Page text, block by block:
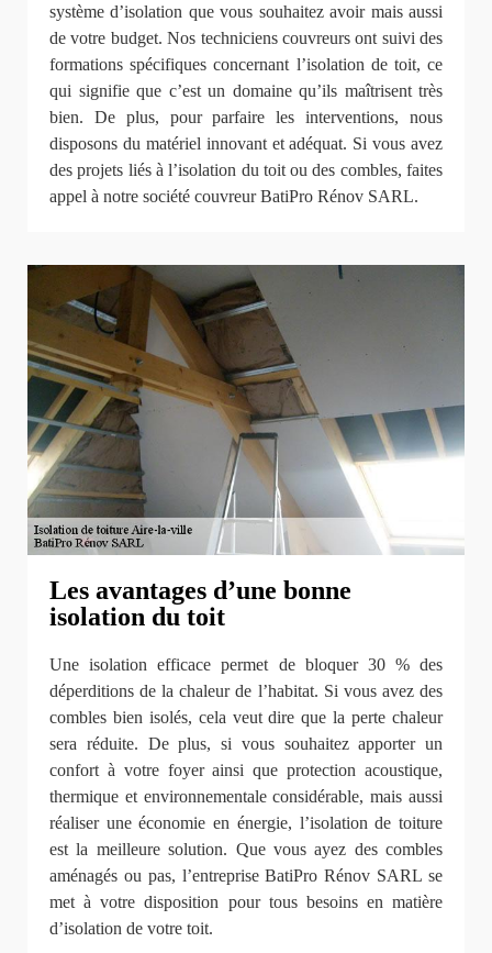
système d’isolation que vous souhaitez avoir mais aussi
de votre budget. Nos techniciens couvreurs ont suivi des
formations spécifiques concernant l’isolation de toit, ce
qui signifie que c’est un domaine qu’ils maîtrisent très
bien. De plus, pour parfaire les interventions, nous
disposons du matériel innovant et adéquat. Si vous avez
des projets liés à l’isolation du toit ou des combles, faites
appel à notre société couvreur BatiPro Rénov SARL.
Les avantages d’une bonne
isolation du toit
Une isolation efficace permet de bloquer 30 % des
déperditions de la chaleur de l’habitat. Si vous avez des
combles bien isolés, cela veut dire que la perte chaleur
sera réduite. De plus, si vous souhaitez apporter un
confort à votre foyer ainsi que protection acoustique,
thermique et environnementale considérable, mais aussi
réaliser une économie en énergie, l’isolation de toiture
est la meilleure solution. Que vous ayez des combles
aménagés ou pas, l’entreprise BatiPro Rénov SARL se
met à votre disposition pour tous besoins en matière
d’isolation de votre toit.